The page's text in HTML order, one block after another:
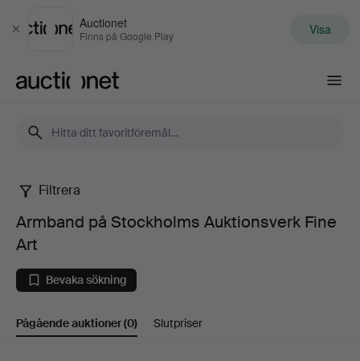
Stäng
Auctionet
Finns på Google Play Visa
Armband
på
Stockholms
Auktionsverk
Filtrera
Armband på Stockholms Auktionsverk Fine
Art
Bevaka sökning
Pågående auktioner(0) Slutpriser